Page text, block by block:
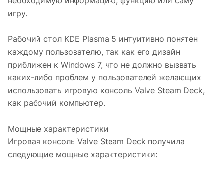
игру.
Рабочий стол KDE Plasma 5 интуитивно понятен
каждому пользователю, так как его дизайн
приближен к Windows 7, что не должно вызвать
каких-либо проблем у пользователей желающих
использовать игровую консоль Valve Steam Deck,
как рабочий компьютер.
Мощные характеристики
Игровая консоль Valve Steam Deck получила
следующие мощные характеристики: